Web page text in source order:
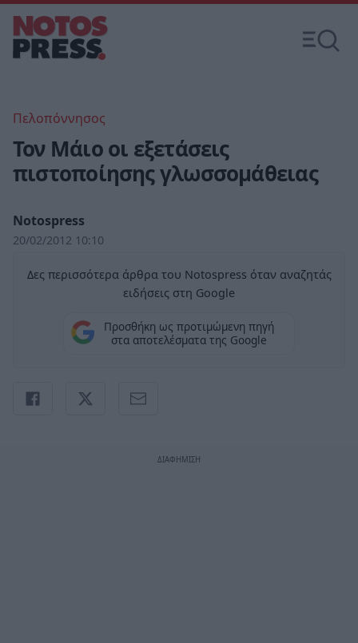
Πελοπόννησος
Τον Μάιο οι εξετάσεις
πιστοποίησης γλωσσομάθειας
Notospress
20/02/2012 10:10
Δες περισσότερα άρθρα του Notospress όταν αναζητάς
ειδήσεις στη Google
Προσθήκη ως προτιμώμενη πηγή
στα αποτελέσματα της Google